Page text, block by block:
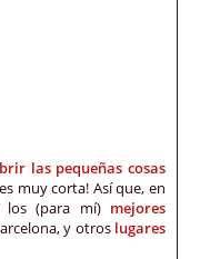
las pequeñas cosas
muy corta! Así que, en
(para mí) mejores
y otros lugares